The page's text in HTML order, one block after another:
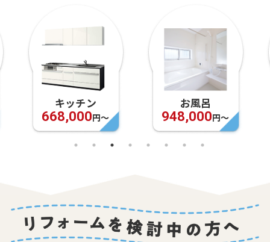
キッチン
668,000円〜
お風呂
948,000円〜